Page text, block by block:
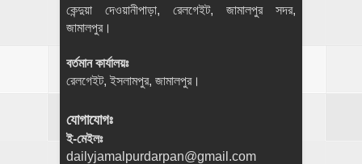
কেন্দুয়া দেওয়ানীপাড়া, রেলগেইট, জামালপুর সদর,
জামালপুর।
বর্তমান কার্যালয়ঃ
রেলগেইট, ইসলামপুর, জামালপুর।
যোগাযোগঃ
ই-মেইলঃ
dailyjamalpurdarpan@gmail.com